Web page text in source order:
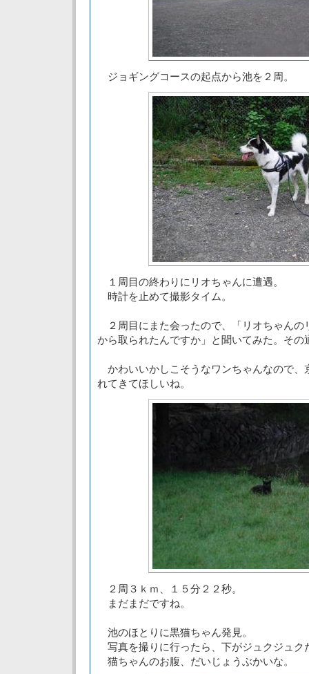
ジョギングコースの起点から池を２周。
１周目の終わりにリオちゃんに遭遇。
時計を止めて撮影タイム。
２周目にまた会ったので、「リオちゃんの
から取られたんですか」と聞いてみた。その
かわいいかしこそうなワンちゃんなので、
れてきてほしいね。
２周３ｋｍ、１５分２２秒。
まだまだですね。
池のほとりに黒猫ちゃん発見。
写真を撮りに行ったら、下がジュクジュク
猫ちゃんのお腹、だいじょうぶかいな。